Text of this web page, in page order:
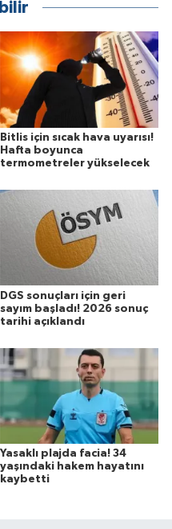
Bitlis için sıcak hava uyarısı!
Hafta boyunca
termometreler yükselecek
DGS sonuçları için geri
sayım başladı! 2026 sonuç
tarihi açıklandı
Yasaklı plajda facia! 34
yaşındaki hakem hayatını
kaybetti